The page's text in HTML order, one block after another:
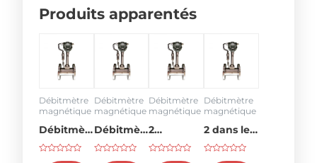
Produits apparentés
Débitmètre
magnétique
Débitmètre
50 gpm
Rated
Débitmètre
magnétique
Débitmètre
d'eau 3
Rated
Débitmètre
magnétique
2
compteur
Rated
Débitmètre
magnétique
2 dans le
débitmètre
Rated